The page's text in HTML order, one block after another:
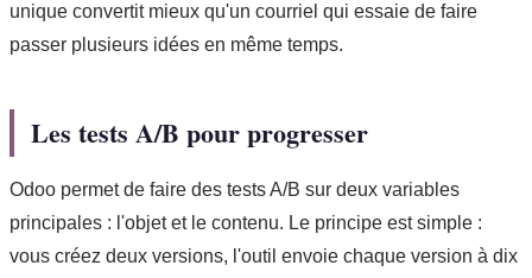
unique convertit mieux qu'un courriel qui essaie de faire
passer plusieurs idées en même temps.
Les tests A/B pour progresser
Odoo permet de faire des tests A/B sur deux variables
principales : l'objet et le contenu. Le principe est simple :
vous créez deux versions, l'outil envoie chaque version à dix